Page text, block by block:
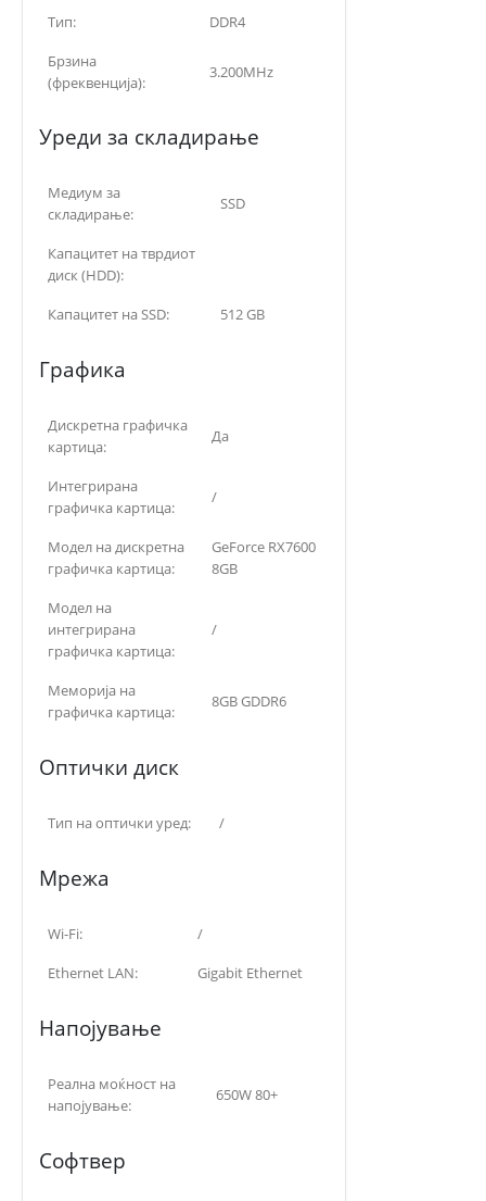
Тип:
DDR4
Брзина
(фреквенција):
3.200MHz
Уреди за складирање
Медиум за
складирање:
SSD
Капацитет на тврдиот
диск (HDD):
Капацитет на SSD:
512 GB
Графика
Дискретна графичка
картица:
Да
Интегрирана
графичка картица:
/
Модел на дискретна
графичка картица:
GeForce RX7600
8GB
Модел на
интегрирана
графичка картица:
/
Меморија на
графичка картица:
8GB GDDR6
Оптички диск
Тип на оптички уред: /
Мрежа
Wi-Fi:
/
Ethernet LAN:
Gigabit Ethernet
Напојување
Реална моќност на
напојување:
650W 80+
Софтвер